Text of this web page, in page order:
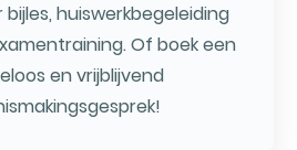
bijles, huiswerkbegeleiding
Of boek een
en vrijblijvend